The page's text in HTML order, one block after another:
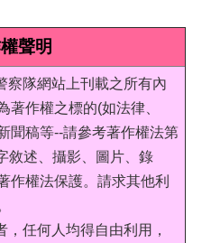
聲明
察隊網站上刊載之所有內
著作權之標的(如法律、
聞稿等--請參考著作權法第
敘述、攝影、圖片、錄
作權法保護。請求其他利
任何人均得自由利用，